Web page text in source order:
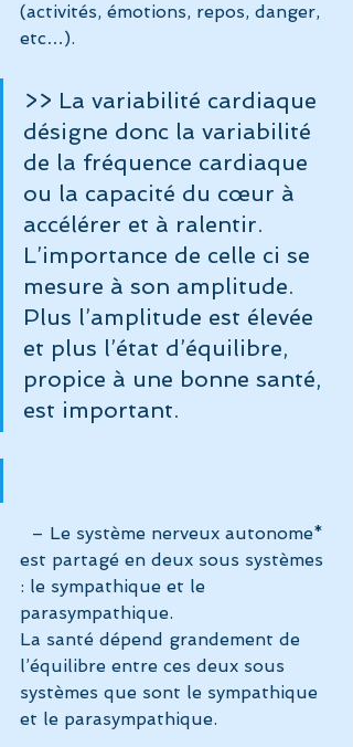
(activités, émotions, repos, danger,
etc…).
>> La variabilité cardiaque
désigne donc la variabilité
de la fréquence cardiaque
ou la capacité du cœur à
accélérer et à ralentir.
L’importance de celle ci se
mesure à son amplitude.
Plus l’amplitude est élevée
et plus l’état d’équilibre,
propice à une bonne santé,
est important.
est partagé en deux sous systèmes
: le sympathique et le
parasympathique.
La santé dépend grandement de
l’équilibre entre ces deux sous
systèmes que sont le sympathique
et le parasympathique.